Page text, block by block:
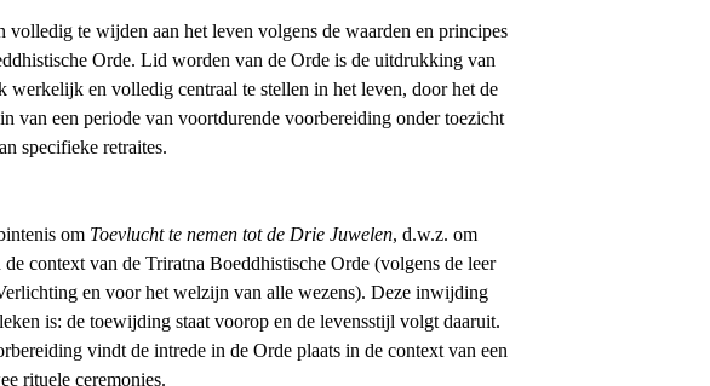
te wijden aan het leven volgens de waarden en principes
Orde. Lid worden van de Orde is de uitdrukking van
en volledig centraal te stellen in het leven, door het de
van een periode van voortdurende voorbereiding onder toezicht
specifieke retraites.
om Toevlucht te nemen tot de Drie Juwelen, d.w.z. om
context van de Triratna Boeddhistische Orde (volgens de leer
en voor het welzijn van alle wezens). Deze inwijding
is: de toewijding staat voorop en de levensstijl volgt daaruit.
vindt de intrede in de Orde plaats in de context van een
rituele ceremonies.